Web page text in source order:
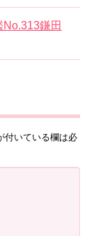
鎌田
付いている欄は必